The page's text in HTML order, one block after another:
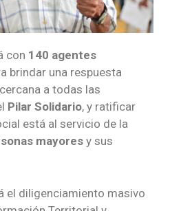
con 140 agentes
brindar una respuesta
a todas las
Pilar Solidario, y ratificar
está al servicio de la
mayores y sus
el diligenciamiento masivo